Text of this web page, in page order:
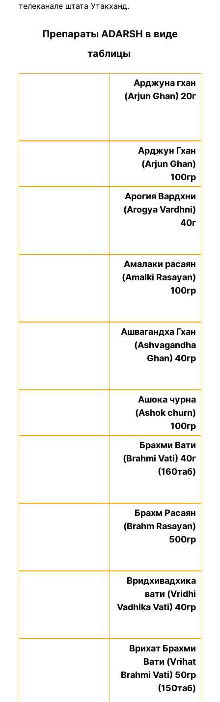
телеканале штата Утакханд.
Препараты ADARSH в виде
таблицы
Арджуна гхан
(Arjun Ghan) 20г
Арджун Гхан
(Arjun Ghan)
100гр
Арогия Вардхни
(Arogya Vardhni)
40г
Амалаки расаян
(Amalki Rasayan)
100гр
Ашвагандха Гхан
(Ashvagandha
Ghan) 40гр
Ашока чурна
(Ashok churn)
100гр
Брахми Вати
(Brahmi Vati) 40г
(160таб)
Брахм Расаян
(Brahm Rasayan)
500гр
Вридхивадхика
вати (Vridhi
Vadhika Vati) 40гр
Врихат Брахми
Вати (Vrihat
Brahmi Vati) 50гр
(150таб)